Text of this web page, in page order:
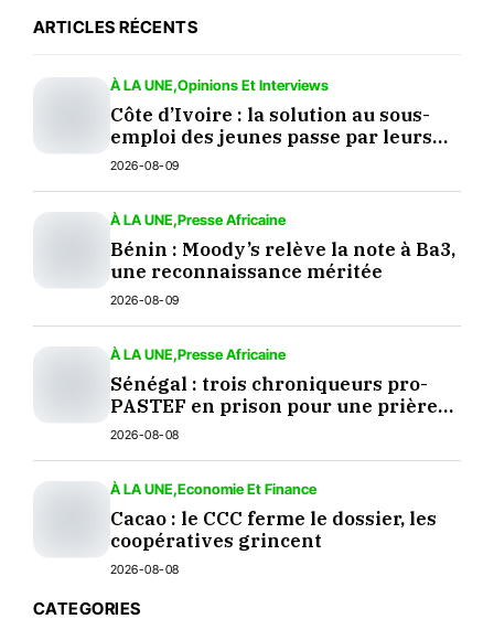
ARTICLES RÉCENTS
À LA UNE Opinions Et Interviews
Côte d’Ivoire : la solution au sous-
emploi des jeunes passe par leurs
décisions
2026-08-09
À LA UNE Presse Africaine
Bénin : Moody’s relève la note à Ba3,
une reconnaissance méritée
2026-08-09
À LA UNE Presse Africaine
Sénégal : trois chroniqueurs pro-
PASTEF en prison pour une prière
sur TikTok
2026-08-08
À LA UNE Economie Et Finance
Cacao : le CCC ferme le dossier, les
coopératives grincent
2026-08-08
CATEGORIES